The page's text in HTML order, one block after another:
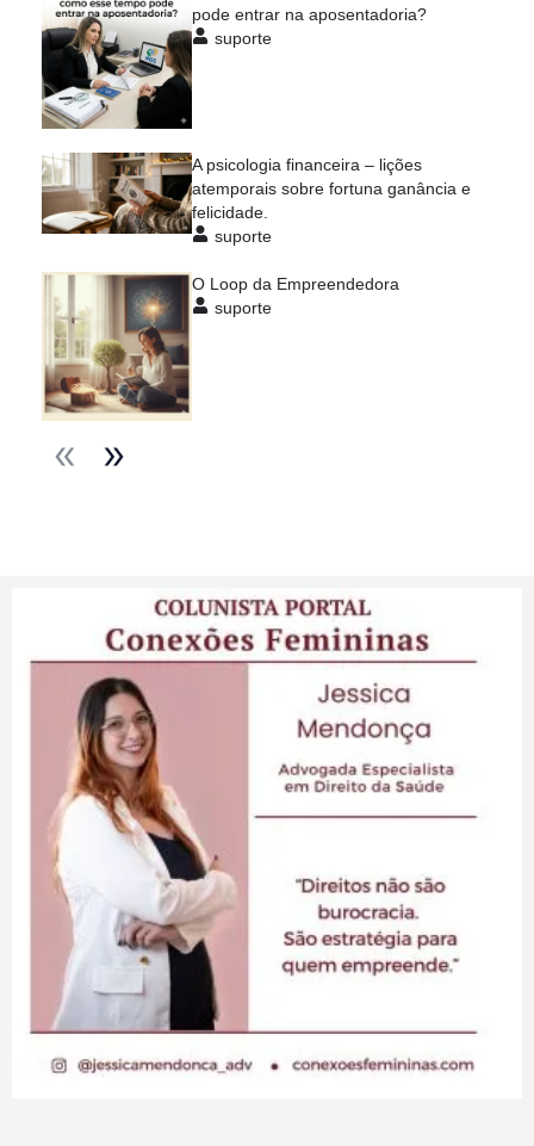
pode entrar na aposentadoria?
suporte
A psicologia financeira – lições
atemporais sobre fortuna ganância e
felicidade.
suporte
O Loop da Empreendedora
suporte